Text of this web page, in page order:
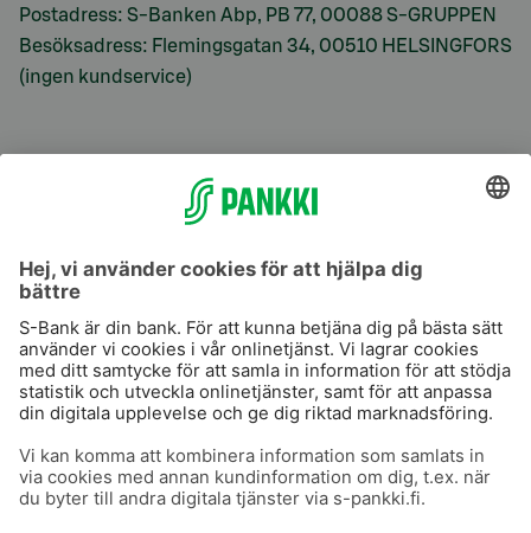
Postadress: S-Banken Abp, PB 77, 00088 S-GRUPPEN
Besöksadress: Flemingsgatan 34, 00510 HELSINGFORS
(ingen kundservice)
S-Prime
Användarvillkor